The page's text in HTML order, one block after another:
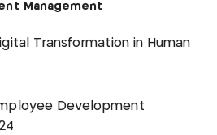
Management
Transformation in Human
Development